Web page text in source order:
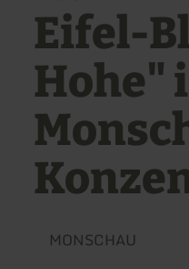
Eifel-
Hohe"
MONSCHAU